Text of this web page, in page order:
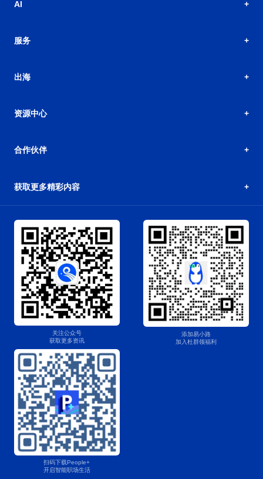
AI
服务
出海
资源中心
合作伙伴
获取更多精彩内容
关注公众号
获取更多资讯
添加易小路
加入杜群领福利
扫码下载People+
开启智能职场生活